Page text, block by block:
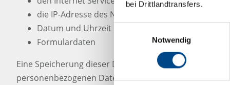
bei Drittlandtransfers.
Notwendig
die IP-Adresse des Nutzers
Datum und Uhrzeit des Zugriffs
Formulardaten
Eine Speicherung dieser Daten zusammen mit anderen
personenbezogenen Daten von Ihnen erfolgt nicht.